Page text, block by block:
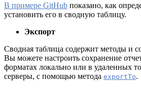
В примере GitHub показано, как
установить его в сводную таблицу.
Экспорт
Сводная таблица содержит методы и
Вы можете настроить сохранение
форматах локально или в удаленных
серверы, с помощью метода exportTo.